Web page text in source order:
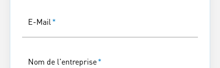
E-Mail *
Nom de l'entreprise*